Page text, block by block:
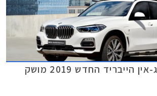
ב.מ.וו X5 פלאג-אין הייבריד החדש 2019 מושק